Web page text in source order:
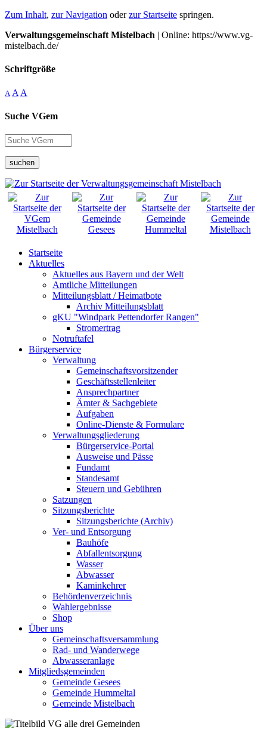
Zum Inhalt, zur Navigation oderzur Startseite springen.
Verwaltungsgemeinschaft Mistelbach | Online: https://www.vg-
mistelbach.de/
Schriftgröße
A A A
Suche VGem
suchen
Startseite
Aktuelles
Aktuelles aus Bayern und der Welt
Amtliche Mitteilungen
Mitteilungsblatt / Heimatbote
Archiv Mitteilungsblatt
gKU "Windpark Pettendorfer Rangen"
Stromertrag
Notruftafel
Bürgerservice
Verwaltung
Gemeinschaftsvorsitzender
Geschäftsstellenleiter
Ansprechpartner
Ämter & Sachgebiete
Aufgaben
Online-Dienste & Formulare
Verwaltungsgliederung
Bürgerservice-Portal
Ausweise und Pässe
Fundamt
Standesamt
Steuern und Gebühren
Satzungen
Sitzungsberichte
Sitzungsberichte (Archiv)
Ver- und Entsorgung
Bauhöfe
Abfallentsorgung
Wasser
Abwasser
Kaminkehrer
Behördenverzeichnis
Wahlergebnisse
Shop
Über uns
Gemeinschaftsversammlung
Rad- und Wanderwege
Abwasseranlage
Mitgliedsgemeinden
Gemeinde Gesees
Gemeinde Hummeltal
Gemeinde Mistelbach